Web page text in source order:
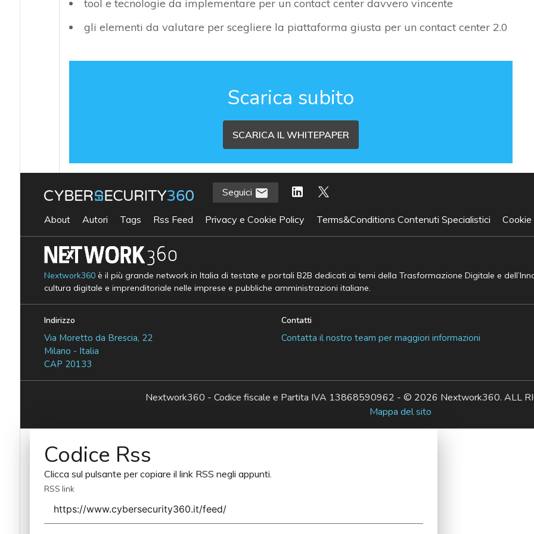
tool e tecnologie da implementare per un contact center davvero vincente
gli elementi da valutare per scegliere la piattaforma giusta per un contact center 2.0
Scarica subito
SCARICA IL WHITEPAPER
Seguici
About Autori Tags Rss Feed Privacy e Cookie Policy Terms&Conditions Contenuti Specialistici
Nextwork360è il più grande network in Italia di testate e portali B2B dedicati ai temi della Trasformazione Digitale e
cultura digitale e imprenditoriale nelle imprese e pubbliche amministrazioni italiane.
Indirizzo
Via Moretto da Brescia, 22
Milano - Italia
CAP 20133
Contatti
Contatta il nostro team per maggiori informazioni
Nextwork360 - Codice fiscale e Partita IVA 13868590962 - © 2026 Nextwork360. ALL
Mappa del sito
Codice Rss
Clicca sul pulsante per copiare il link RSS negli appunti.
RSS link